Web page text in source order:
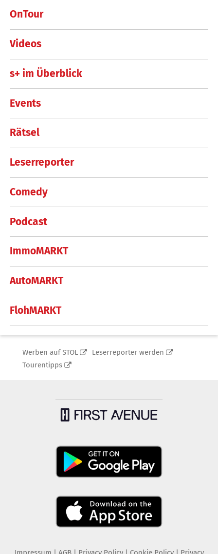
OnTour
Videos
s+ im Überblick
Events
Rätsel
Leserreporter
Comedy
Podcast
ImmoMARKT
AutoMARKT
FlohMARKT
Werben auf STOL
Leserreporter werden
Tourentipps